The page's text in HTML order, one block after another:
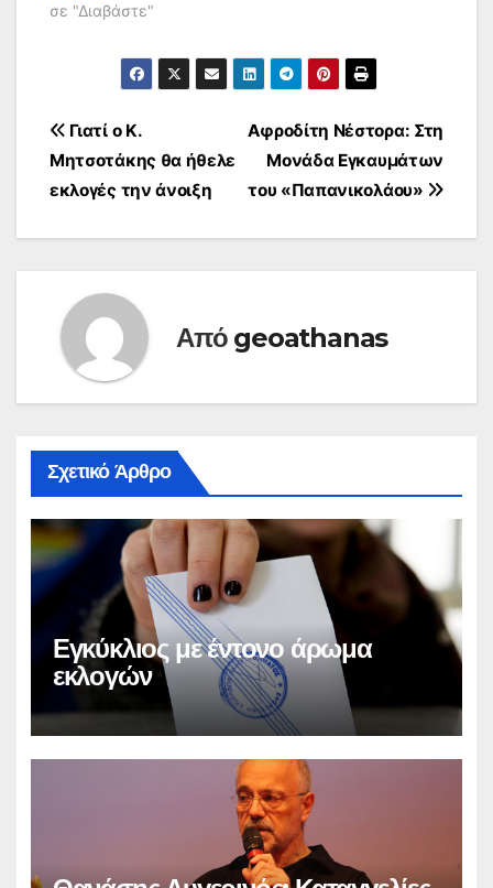
σε "Διαβάστε"
Πλοήγηση
άρθρων
Αφροδίτη Νέστορα: Στη
Μονάδα Εγκαυμάτων
του «Παπανικολάου»
Γιατί ο Κ.
Μητσοτάκης θα ήθελε
εκλογές την άνοιξη
Από geoathanas
Σχετικό Άρθρο
Εγκύκλιος με έντονο άρωμα
εκλογών